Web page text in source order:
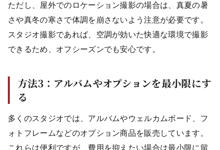
ただし、屋外でのロケーション撮影の場合は、真夏の暑
さや真冬の寒さで体調を崩さないよう注意が必要です。
スタジオ撮影であれば、空調が効いた快適な環境で撮影
できるため、オフシーズンでも安心です。
方法3：アルバムやオプションを最小限にす
る
多くのスタジオでは、アルバムやウェルカムボード、フ
ォトフレームなどのオプション商品を販売しています。
これらは便利ですが、費用を抑えたい場合は最小限に留